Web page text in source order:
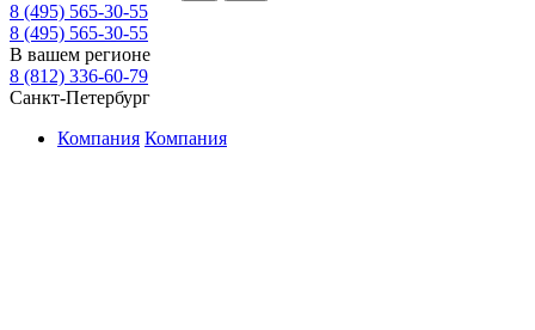
8 (495) 565-30-55
8 (495) 565-30-55
В вашем регионе
8 (812) 336-60-79
Санкт-Петербург
Компания Компания